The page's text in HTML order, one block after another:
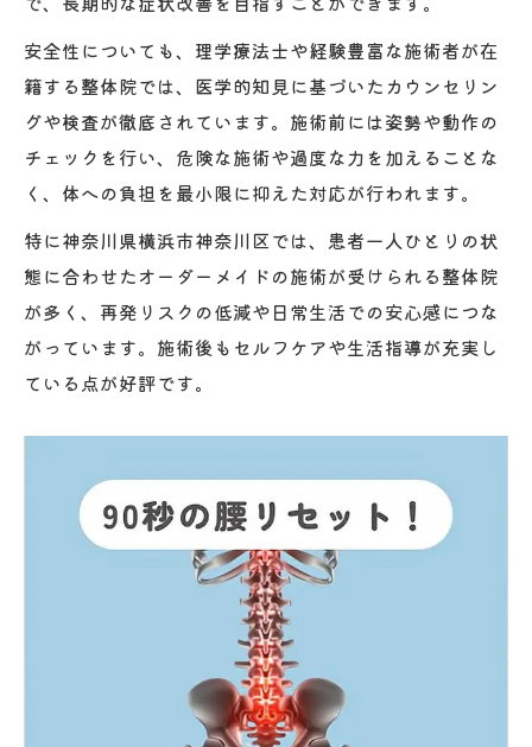
安全性についても、理学療法士や経験豊富な施術者が在
籍する整体院では、医学的知見に基づいたカウンセリン
グや検査が徹底されています。施術前には姿勢や動作の
チェックを行い、危険な施術や過度な力を加えることな
く、体への負担を最小限に抑えた対応が行われます。
特に神奈川県横浜市神奈川区では、患者一人ひとりの状
態に合わせたオーダーメイドの施術が受けられる整体院
が多く、再発リスクの低減や日常生活での安心感につな
がっています。施術後もセルフケアや生活指導が充実し
ている点が好評です。